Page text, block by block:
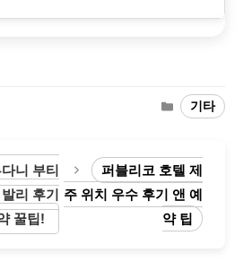
Categories
기타
니 부티
리 후기
꿀팁!
퍼블리코 호텔 제
주 위치 우수 후기 앤 예
약 팁